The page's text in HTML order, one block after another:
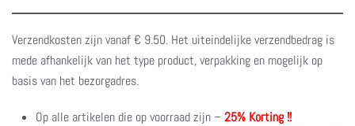
Verzendkosten zijn vanaf € 9.50. Het uiteindelijke verzendbedrag is
mede afhankelijk van het type product, verpakking en mogelijk op
basis van het bezorgadres.
Op alle artikelen die op voorraad zijn – 25% Korting !!